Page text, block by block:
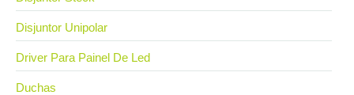
Disjuntor Unipolar
Driver Para Painel De Led
Duchas